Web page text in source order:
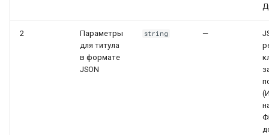
2
Параметры
для титула
в формате
JSON
string —